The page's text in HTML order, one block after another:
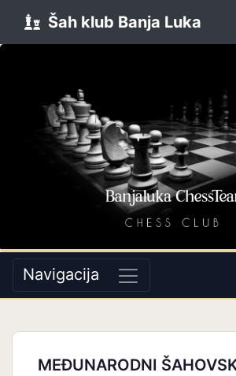
Šah klub Banja Luka
Navigacija
MEĐUNARODNI